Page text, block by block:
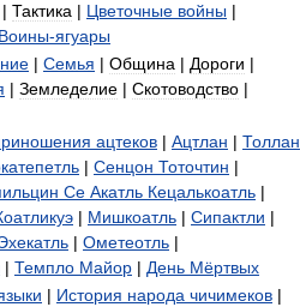
| Тактика | Цветочные войны |
Воины-ягуары
| Семья | Община | Дороги |
| Земледелие | Скотоводство |
ацтеков | Ацтлан | Толлан
| Сенцон Тоточтин |
Се Акатль Кецалькоатль |
| Мишкоатль | Сипактли |
| Ометеотль |
| Темпло Майор | День Мёртвых
| История народа чичимеков |